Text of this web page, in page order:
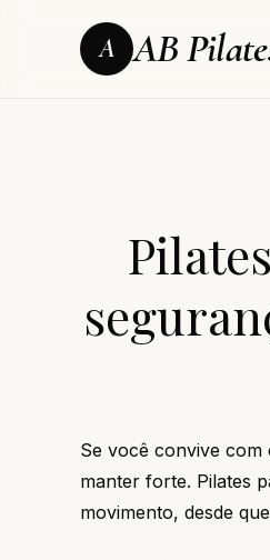
A AB
Se você convive
manter forte. Pilates
movimento, desde